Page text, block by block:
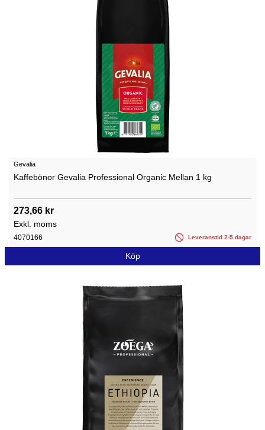
Gevalia
Kaffebönor Gevalia Professional Organic Mellan 1 kg
273,66 kr
Exkl. moms
4070166 Leveranstid 2-5 dagar
Köp